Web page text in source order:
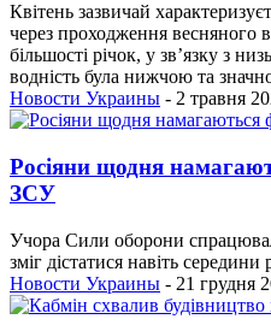
Квітень зазвичай
через проходження весняного
більшості річок, у зв’язку з
водність була нижчою та
Новости Украины - 2 травня
Росіяни щодня
ЗСУ
Учора Сили оборони
зміг дістатися навіть середини
Новости Украины - 21 грудня